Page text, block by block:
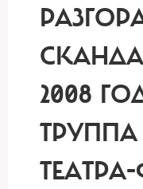
2008